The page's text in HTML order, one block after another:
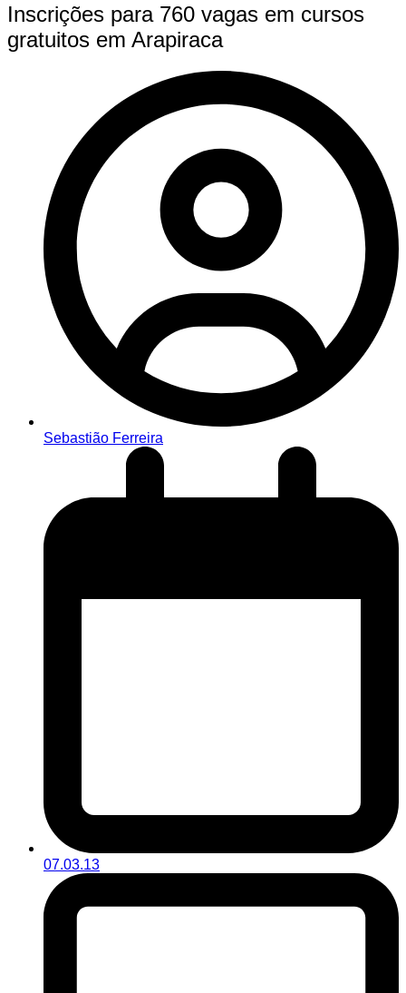
Inscrições para 760 vagas em cursos
gratuitos em Arapiraca
Sebastião Ferreira
07.03.13